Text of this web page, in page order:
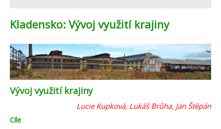
Kladensko: Vývoj využití krajiny
Vývoj využití krajiny
Lucie Kupková, Lukáš Brůha, Jan Štěpán
Cíle